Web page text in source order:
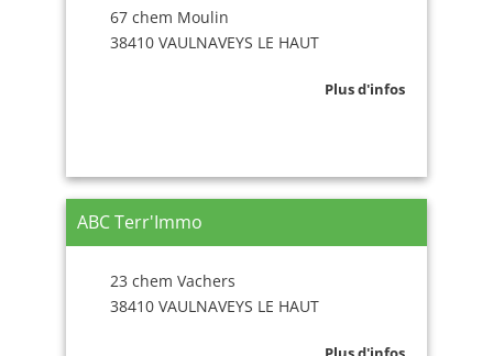
67 chem Moulin
38410 VAULNAVEYS LE HAUT
Plus d'infos
ABC Terr'Immo
23 chem Vachers
38410 VAULNAVEYS LE HAUT